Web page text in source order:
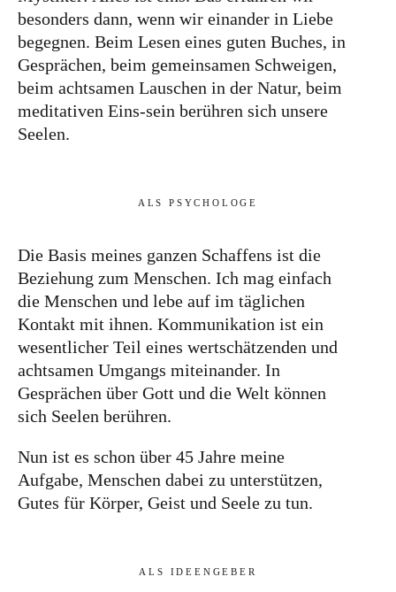
besonders dann, wenn wir einander in Liebe
begegnen. Beim Lesen eines guten Buches, in
Gesprächen, beim gemeinsamen Schweigen,
beim achtsamen Lauschen in der Natur, beim
meditativen Eins-sein berühren sich unsere
Seelen.
ALS PSYCHOLOGE
Die Basis meines ganzen Schaffens ist die
Beziehung zum Menschen. Ich mag einfach
die Menschen und lebe auf im täglichen
Kontakt mit ihnen. Kommunikation ist ein
wesentlicher Teil eines wertschätzenden und
achtsamen Umgangs miteinander. In
Gesprächen über Gott und die Welt können
sich Seelen berühren.
Nun ist es schon über 45 Jahre meine
Aufgabe, Menschen dabei zu unterstützen,
Gutes für Körper, Geist und Seele zu tun.
ALS IDEENGEBER